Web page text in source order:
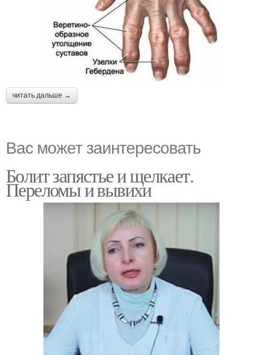
читать дальше →
Вас может заинтересовать
Болит запястье и щелкает.
Переломы и вывихи